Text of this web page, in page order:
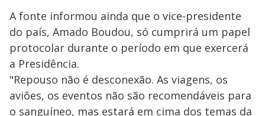
A fonte informou ainda que o vice-presidente
do país, Amado Boudou, só cumprirá um papel
protocolar durante o período em que exercerá
a Presidência.
"Repouso não é desconexão. As viagens, os
aviões, os eventos não são recomendáveis para
o sanguíneo, mas estará em cima dos temas da